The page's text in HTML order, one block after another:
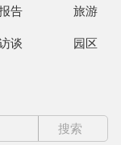
告 旅游
谈 园区